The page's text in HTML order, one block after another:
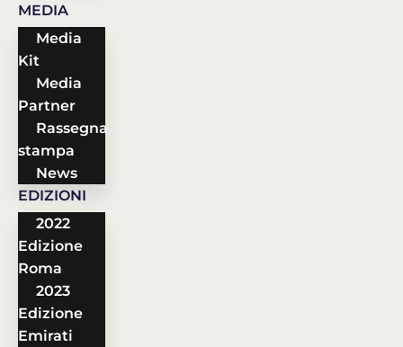
MEDIA
Media
Kit
Media
Partner
Rassegna
stampa
News
EDIZIONI
2022
Edizione
Roma
2023
Edizione
Emirati